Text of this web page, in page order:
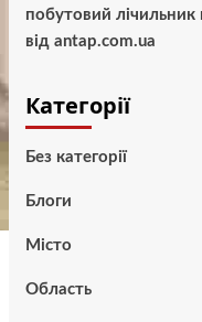
побутовий
від antap.com.ua
Категорії
Без категорії
Блоги
Місто
Область